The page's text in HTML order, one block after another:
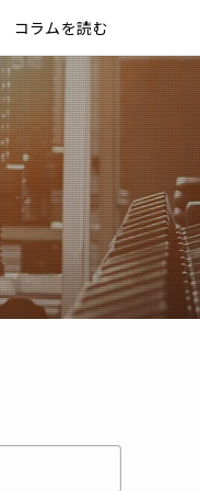
コラムを読む